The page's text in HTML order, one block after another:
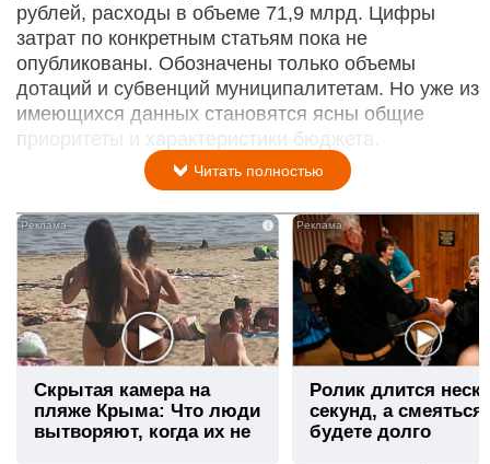
рублей, расходы в объеме 71,9 млрд. Цифры
затрат по конкретным статьям пока не
опубликованы. Обозначены только объемы
дотаций и субвенций муниципалитетам. Но уже из
имеющихся данных становятся ясны общие
приоритеты и характеристики бюджета.
Читать полностью
i
Скрытая камера на
пляже Крыма: Что люди
вытворяют, когда их не
Ролик длится
секунд, а
будете долго